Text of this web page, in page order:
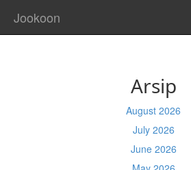
Jookoon
Arsip
August 2026
July 2026
June 2026